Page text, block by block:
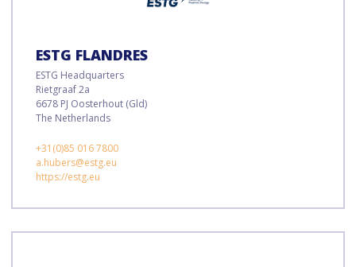
ESTG FLANDRES
ESTG Headquarters
Rietgraaf 2a
6678 PJ Oosterhout (Gld)
The Netherlands
+31(0)85 016 7800
a.hubers@estg.eu
https://estg.eu